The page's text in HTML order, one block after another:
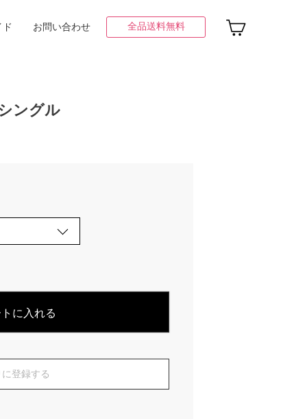
ド お問い合わせ 全品送料無料
ングル
に入れる
登録する